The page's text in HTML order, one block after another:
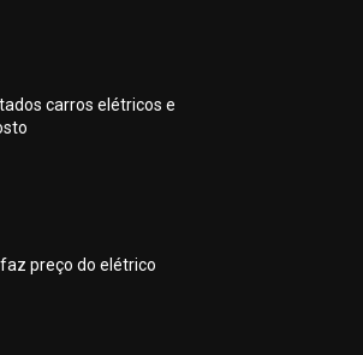
carros elétricos e
preço do elétrico